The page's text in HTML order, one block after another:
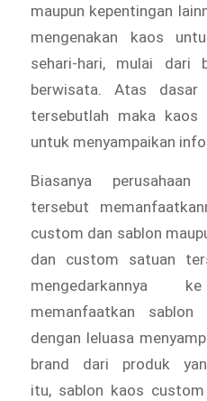
maupun kepentingan
mengenakan kaos
sehari-hari, mulai dari
berwisata. Atas
tersebutlah maka kaos
untuk menyampaikan
Biasanya
tersebut
custom dan sablon
dan custom satuan
mengedarkannya
memanfaatkan
dengan leluasa
brand dari produk
itu, sablon kaos